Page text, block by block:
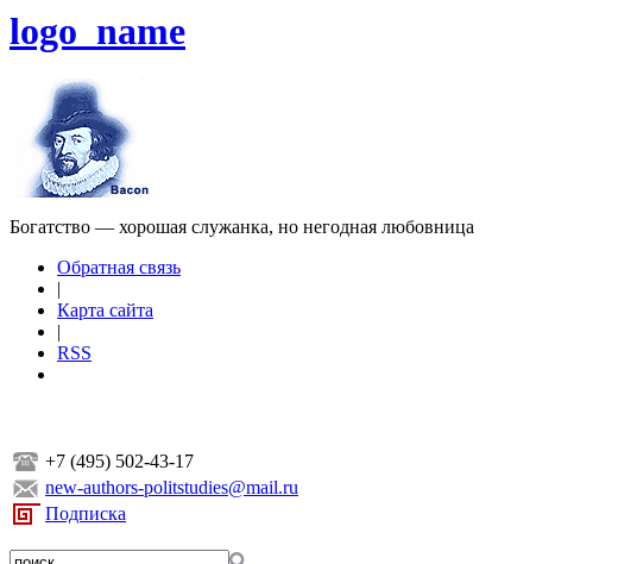
logo_name
Богатство — хорошая служанка, но негодная любовница
Обратная связь
|
Карта сайта
|
RSS
+7 (495) 502-43-17
new-authors-politstudies@mail.ru
Подписка